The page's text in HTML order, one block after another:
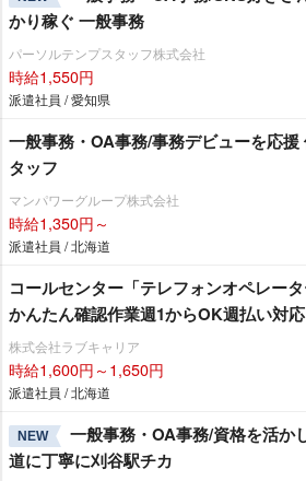
かり稼ぐ 一般事務
パーソルテンプスタッフ株式会社
時給1,550円
派遣社員 / 愛知県
一般事務・OA事務/事務デビューを応
タッフ
マンパワーグループ株式会社
時給1,350円～
派遣社員 / 北海道
コールセンター「テレフォンオペレー
かんたん確認作業週1からOK週払い対応
株式会社ラブキャリア
時給1,600円～1,650円
派遣社員 / 北海道
NEW
一般事務・OA事務/資格を活か
道に丁寧に刈谷駅チカ